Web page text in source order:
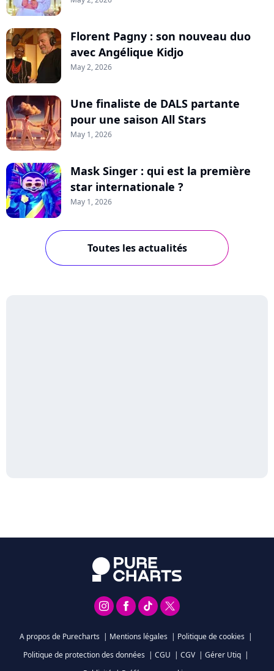
Florent Pagny : son nouveau duo
avec Angélique Kidjo
May 2, 2026
Une finaliste de DALS partante
pour une saison All Stars
May 1, 2026
Mask Singer : qui est la première
star internationale ?
May 1, 2026
Toutes les actualités
A propos de Purecharts | Mentions légales | Politique de cookies |
Politique de protection des données | CGU | CGV | Gérer Utiq |